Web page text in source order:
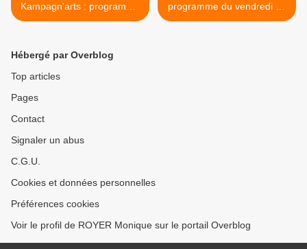
Kampagn'arts : programme
du vendredi 29 juin (2)
programme du vendredi 29
juin (3) >
Hébergé par Overblog
Top articles
Pages
Contact
Signaler un abus
C.G.U.
Cookies et données personnelles
Préférences cookies
Voir le profil de ROYER Monique sur le portail Overblog